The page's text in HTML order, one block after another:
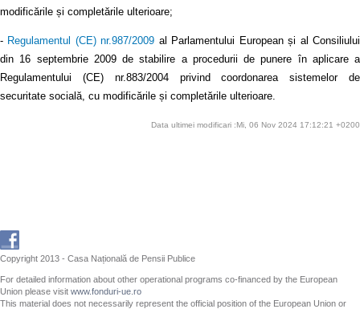
modificările și completările ulterioare;
- Regulamentul (CE) nr.987/2009 al Parlamentului European și al Consiliului
din 16 septembrie 2009 de stabilire a procedurii de punere în aplicare a
Regulamentului (CE) nr.883/2004 privind coordonarea sistemelor de
securitate socială, cu modificările și completările ulterioare.
Data ultimei modificari :Mi, 06 Nov 2024 17:12:21 +0200
Copyright 2013 - Casa Națională de Pensii Publice
For detailed information about other operational programs co-financed by the European
Union please visit www.fonduri-ue.ro
This material does not necessarily represent the official position of the European Union or